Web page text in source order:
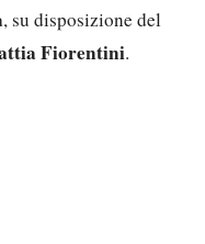
, su disposizione del
Fiorentini.